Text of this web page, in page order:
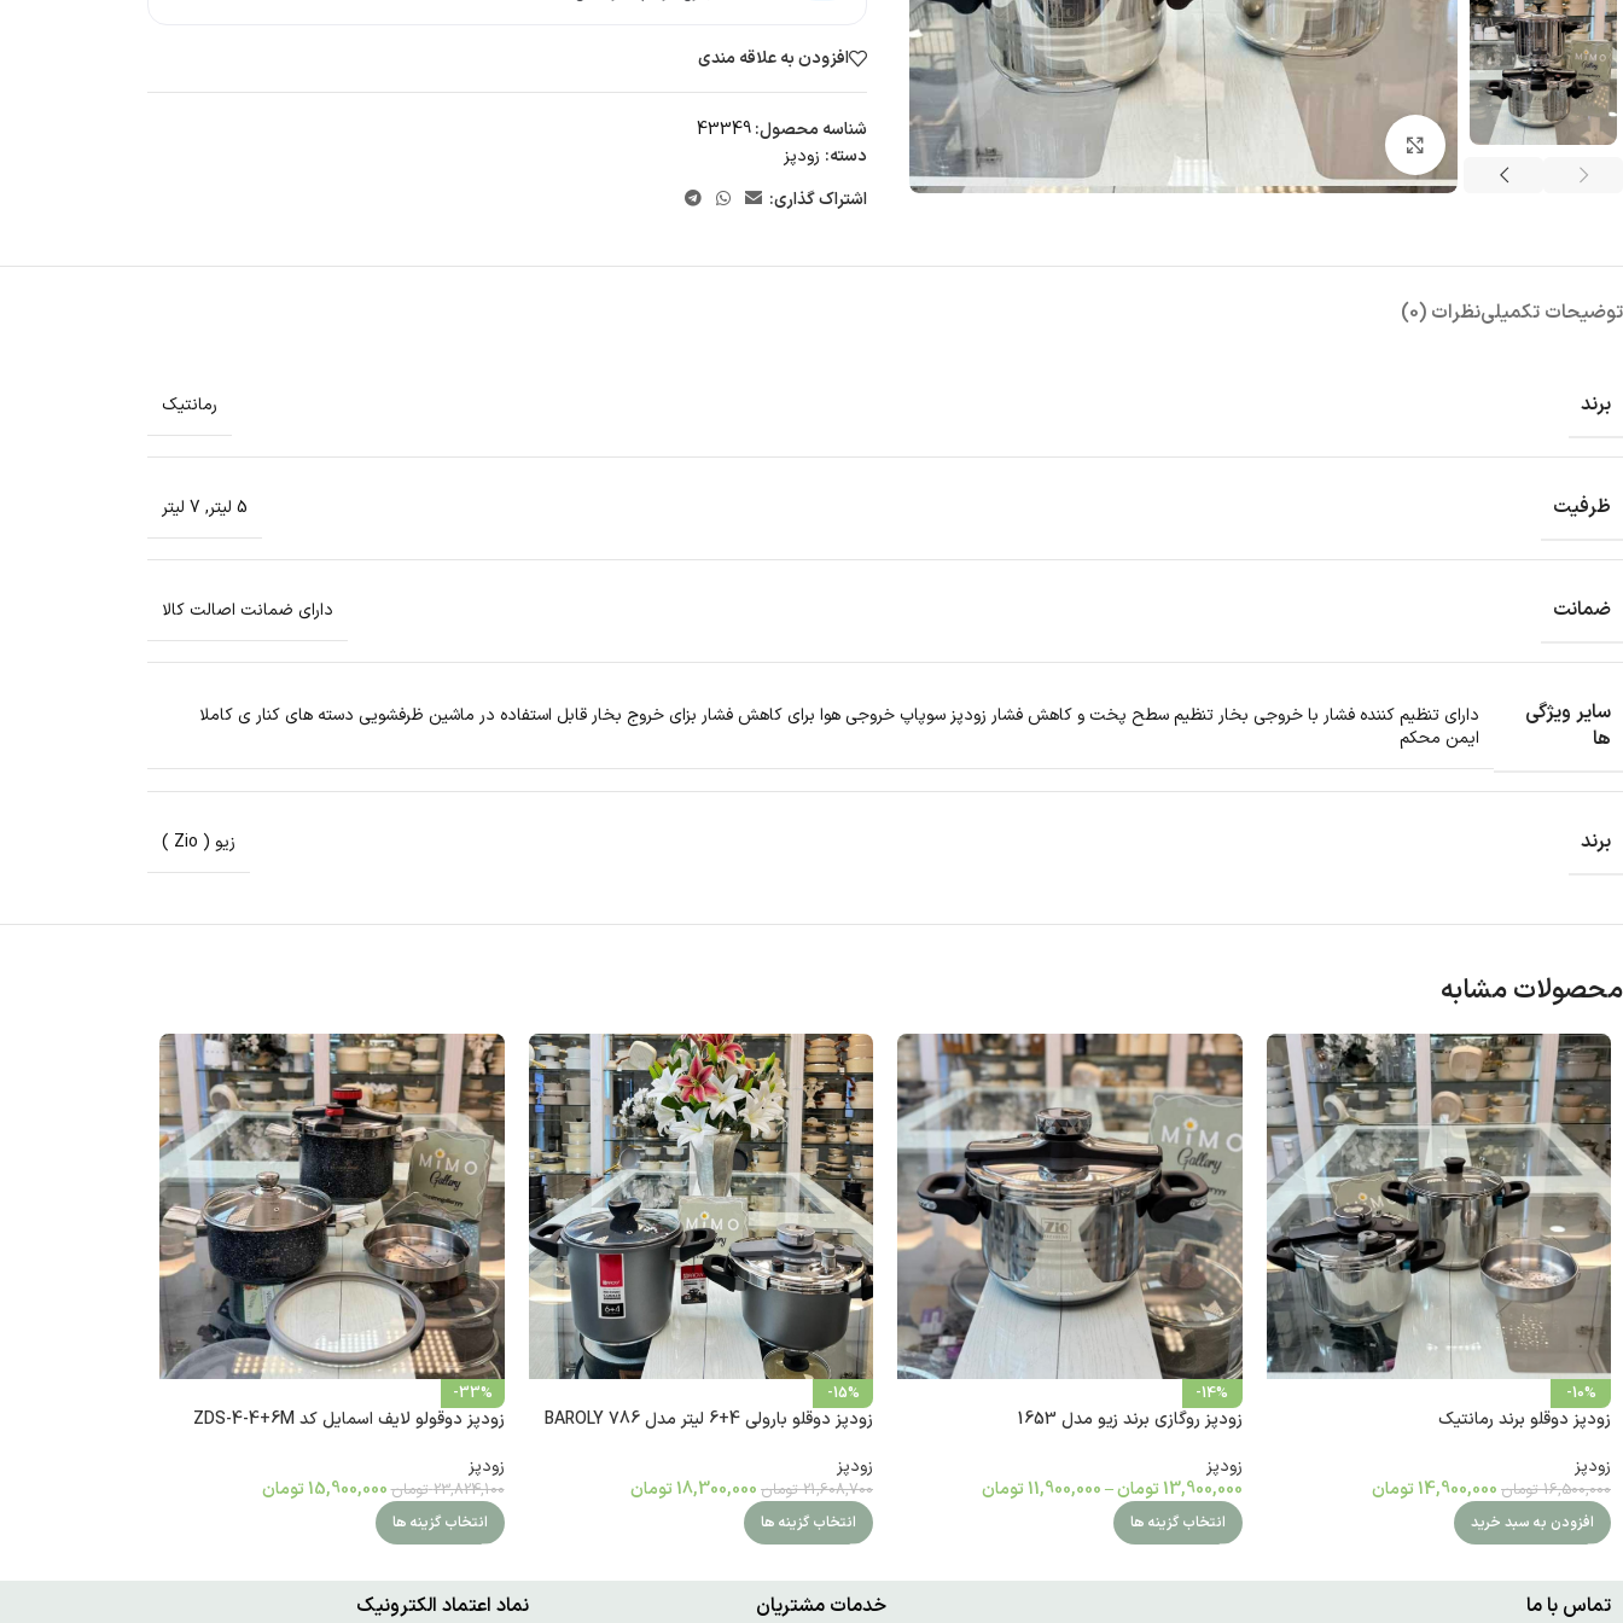
بزرگنمایی تصویر
افزودن به علاقه مندی
شناسه محصول:43349
دسته: زودپز
اشتراک گذاری:
توضیحات تکمیلینظرات (0)
برند رمانتیک
ظرفیت 5 لیتر , 7 لیتر
ضمانت دارای ضمانت اصالت کالا
سایر ویژگی
ها
دارای تنظیم کننده فشار با خروجی بخار تنظیم سطح پخت و کاهش فشار زودپز سوپاپ خروجی هوا برای کاهش فشار بزای خروج بخار قابل استفاده در ماشین ظرفشویی دسته های کنار ی کاملا
ایمن محکم
برند زیو ( Zio )
محصولات مشابه
-10%
زودپز دوقلو برند رمانتیک
زودپز
16,500,000 تومان 14,900,000 تومان
افزودن به سبد خرید
-14%
زودپز روگازی برند زیو مدل 1653
زودپز
13,900,000 تومان–
11,900,000 تومان
انتخاب گزینه ها
-15%
زودپز دوقلو بارولی 4+6 لیتر مدل BAROLY 786
زودپز
21,608,700 تومان 18,300,000 تومان
انتخاب گزینه ها
-33%
زودپز دوقولو لایف اسمایل کد ZDS-4-4+6M
زودپز
23,824,100 تومان15,900,000 تومان
انتخاب گزینه ها
تماس با ما خدمات مشتریان نماد اعتماد الکترونیک